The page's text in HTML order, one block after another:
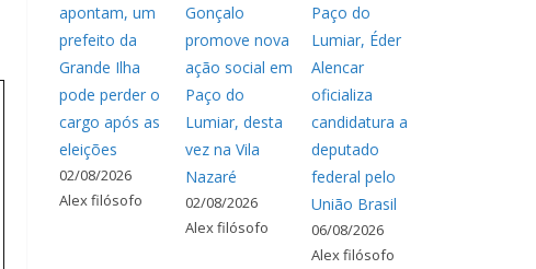
apontam, um
prefeito da
Grande Ilha
pode perder o
cargo após as
eleições
02/08/2026
Alex filósofo
Gonçalo
promove nova
ação social em
Paço do
Lumiar, desta
vez na Vila
Nazaré
02/08/2026
Alex filósofo
Paço do
Lumiar, Éder
Alencar
oficializa
candidatura a
deputado
federal pelo
União Brasil
06/08/2026
Alex filósofo